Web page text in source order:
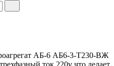
АБ-6 АБ6-3-Т230-ВЖ
ток 220v что делает